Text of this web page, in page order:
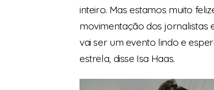
inteiro. Mas estamos muito
movimentação dos jornalistas
vai ser um evento lindo e
estrela, disse Isa Haas.